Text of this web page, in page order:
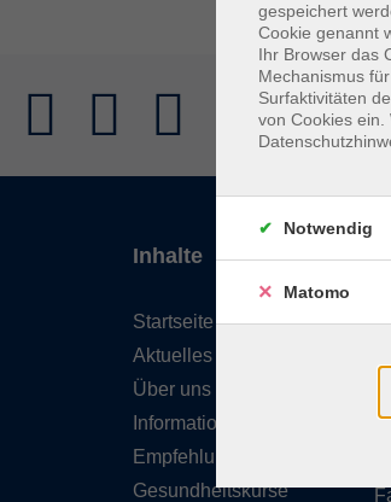
Inhalte
Startseite
Aktuelles
Über uns
Informationen
Empfehlungen
Gesundheitskurse
gespeichert
Cookie genannt
Ihr Browser das
Mechanismus
Surfaktivitäten
von Cookies
Notwendig
Matomo